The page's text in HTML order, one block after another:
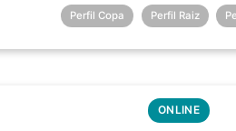
Perfil Copa Perfil Raiz
ONLINE